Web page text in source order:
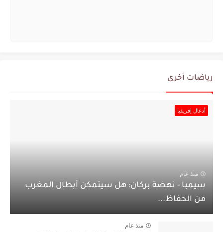
رياضات أخرى
أدغال إفريقيا
منذ عام
سيمبا - نهضة بركان: هل سيتمكن أبطال المغرب
من الحفاظ...
منذ عام